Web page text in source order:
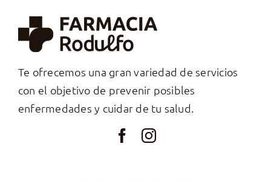
Te ofrecemos una gran variedad de servicios
con el objetivo de prevenir posibles
enfermedades y cuidar de tu salud.